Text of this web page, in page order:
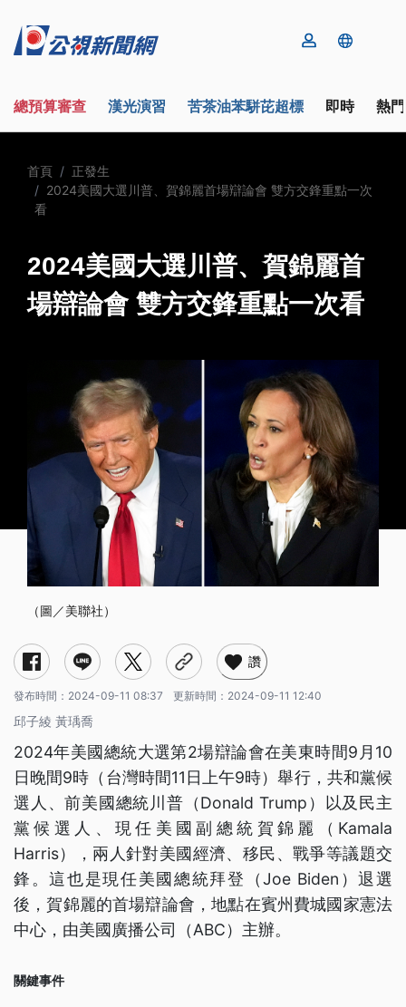
總預算審查 漢光演習 苦茶油苯駢芘超標 即時 熱
首頁
正發生
2024美國大選川普、賀錦麗首場辯論會 雙方交鋒重點一次
看
2024美國大選川普、賀錦麗首
場辯論會 雙方交鋒重點一次看
（圖／美聯社）
讚
發布時間： 2024-09-11 08:37 更新時間： 2024-09-11 12:40
邱子綾 黃瑀喬
2024年美國總統大選第2場辯論會在美東時間9月10
日晚間9時（台灣時間11日上午9時）舉行，共和黨候
選人、前美國總統川普（Donald Trump）以及民主
黨候選人、現任美國副總統賀錦麗（Kamala
Harris），兩人針對美國經濟、移民、戰爭等議題交
鋒。這也是現任美國總統拜登（Joe Biden）退選
後，賀錦麗的首場辯論會，地點在賓州費城國家憲法
中心，由美國廣播公司（ABC）主辦。
關鍵事件